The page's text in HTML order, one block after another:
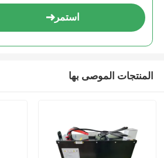
استمر
المنتجات الموصى بها